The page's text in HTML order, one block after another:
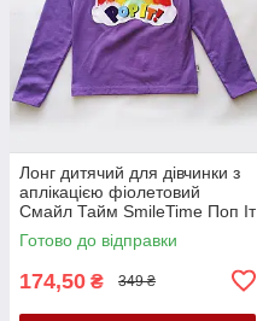
Лонг дитячий для дівчинки з
аплікацією фіолетовий
Смайл Тайм SmileTime Поп Іт
Pop It
Готово до відправки
174,50 ₴ 349 ₴